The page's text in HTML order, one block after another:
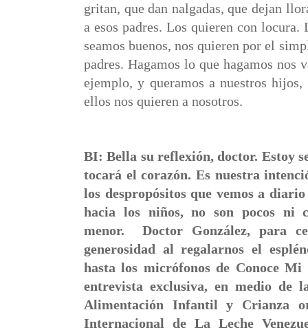
gritan, que dan nalgadas, que dejan
a esos padres. Los quieren con locura.
seamos buenos, nos quieren por el
padres. Hagamos lo que hagamos nos
ejemplo, y queramos a nuestros
ellos nos quieren a nosotros.
BI: Bella su reflexión, doctor. Estoy
tocará el corazón. Es nuestra
los despropósitos que vemos a
hacia los niños, no son pocos ni
menor. Doctor González, para
generosidad al regalarnos el
hasta los micrófonos de Conoce
entrevista exclusiva, en medio de
Alimentación Infantil y Crianza
Internacional de La Leche